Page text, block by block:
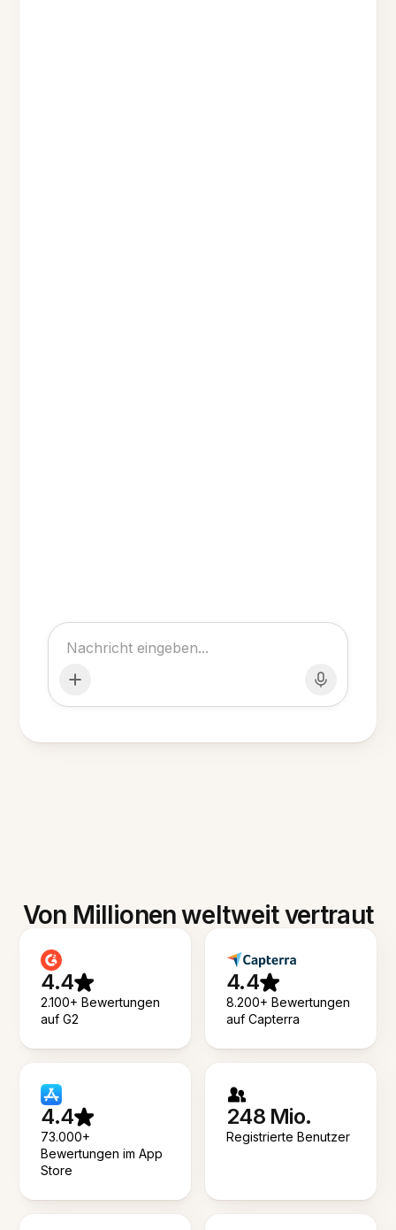
Von Millionen weltweit vertraut
4.4
2.100+ Bewertungen
auf G2
4.4
8.200+ Bewertungen
auf Capterra
4.4
73.000+
Bewertungen im App
Store
248 Mio.
Registrierte Benutzer